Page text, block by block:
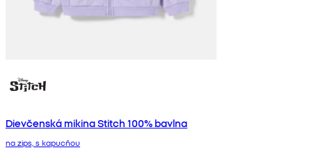
Dievčenská mikina Stitch 100% bavlna
na zips, s kapucňou